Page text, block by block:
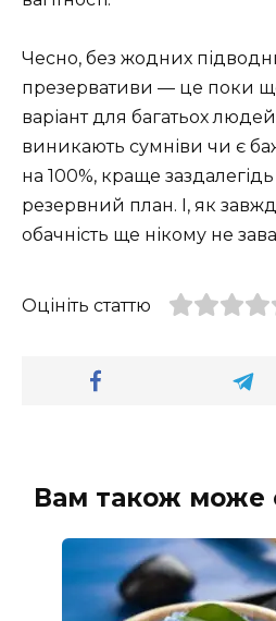
Чесно, без жодних
презервативи — це поки
варіант для багатьох
виникають сумніви чи є
на 100%, краще заздалегідь
резервний план. І, як
обачність ще нікому не
Оцініть статтю
Вам також може